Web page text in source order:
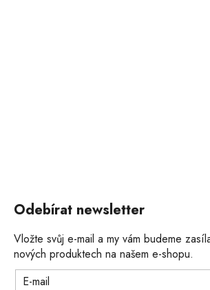
Odebírat newsletter
Vložte svůj e-mail a my vám budeme
nových produktech na našem e-shopu.
E-mail